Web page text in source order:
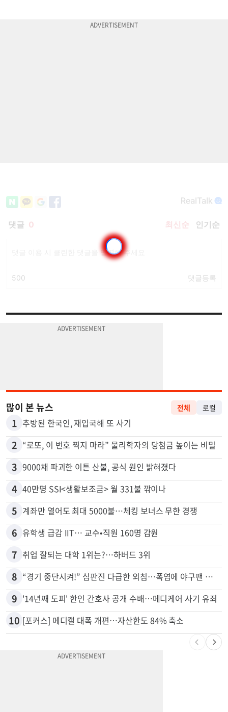
1 추방된 한국인, 재입국해 또 사기
2 “로또, 이 번호 찍지 마라” 물리학자의 당첨금 높이는 비밀
3 9000채 파괴한 이튼 산불, 공식 원인 밝혀졌다
4 40만명 SSI<생활보조금> 월 331불 깎이나
5 계좌만 열어도 최대 5000불…체킹 보너스 무한 경쟁
6 유학생 급감 IIT… 교수•직원 160명 감원
7 취업 잘되는 대학 1위는?…하버드 3위
8 “경기 중단시켜!” 심판진 다급한 외침…폭염에 야구팬 쓰러졌다
9 '14년째 도피' 한인 간호사 공개 수배…메디케어 사기 유죄